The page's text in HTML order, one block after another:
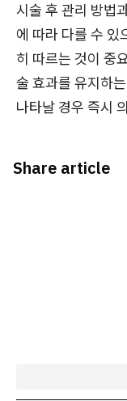
시술 후 관리 방법
에 따라 다를 수 있
히 따르는 것이 중
술 효과를 유지하
나타날 경우 즉시
Share article